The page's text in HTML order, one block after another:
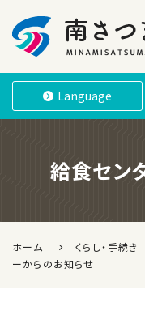
南さつま市
Language
給食セン
ホーム くらし・手続き
ーからのお知らせ